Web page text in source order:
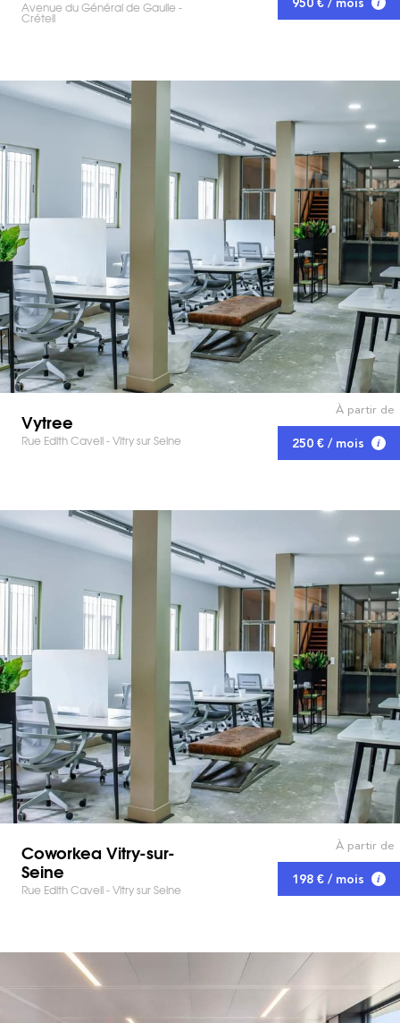
Avenue du Général de Gaulle -
Créteil
Vytree
Rue Edith Cavell - Vitry sur Seine
À partir de
250 € / mois
Coworkea Vitry-sur-
Seine
Rue Edith Cavell - Vitry sur Seine
À partir de
198 € / mois